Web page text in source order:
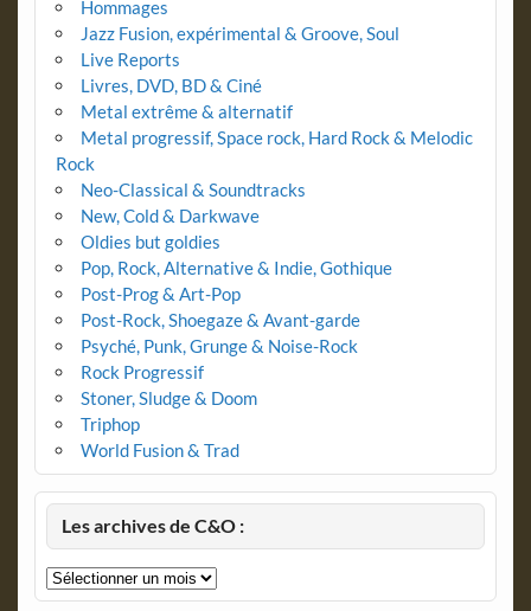
Hommages
Jazz Fusion, expérimental & Groove, Soul
Live Reports
Livres, DVD, BD & Ciné
Metal extrême & alternatif
Metal progressif, Space rock, Hard Rock & Melodic
Rock
Neo-Classical & Soundtracks
New, Cold & Darkwave
Oldies but goldies
Pop, Rock, Alternative & Indie, Gothique
Post-Prog & Art-Pop
Post-Rock, Shoegaze & Avant-garde
Psyché, Punk, Grunge & Noise-Rock
Rock Progressif
Stoner, Sludge & Doom
Triphop
World Fusion & Trad
Les archives de C&O :
Les
archives